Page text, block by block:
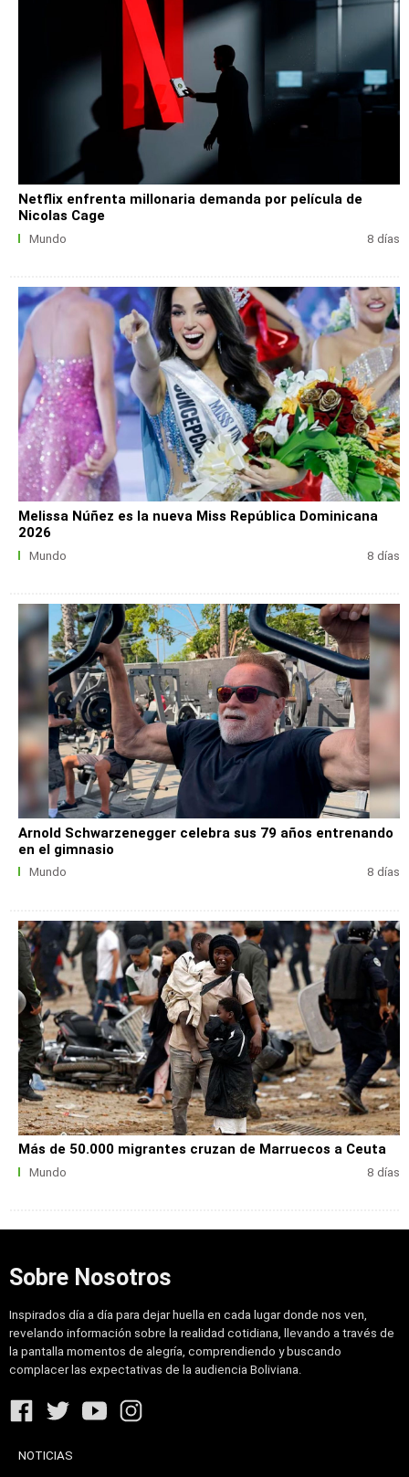
Netflix enfrenta millonaria demanda por película de
Nicolas Cage
Mundo 8 días
Melissa Núñez es la nueva Miss República Dominicana
2026
Mundo 8 días
Arnold Schwarzenegger celebra sus 79 años entrenando
en el gimnasio
Mundo 8 días
Más de 50.000 migrantes cruzan de Marruecos a Ceuta
Mundo 8 días
Sobre Nosotros
Inspirados día a día para dejar huella en cada lugar donde nos ven,
revelando información sobre la realidad cotidiana, llevando a través de
la pantalla momentos de alegría, comprendiendo y buscando
complacer las expectativas de la audiencia Boliviana.
NOTICIAS